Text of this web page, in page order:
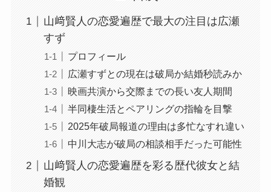
山﨑賢人の恋愛遍歴で最大の注目は広瀬
すず
プロフィール
広瀬すずとの現在は破局か結婚秒読みか
映画共演から交際までの長い友人期間
半同棲生活とペアリングの指輪を目撃
2025年破局報道の理由は多忙なすれ違い
中川大志が破局の相談相手だった可能性
山﨑賢人の恋愛遍歴を彩る歴代彼女と結
婚観